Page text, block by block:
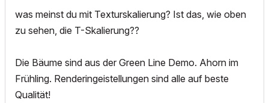
was meinst du mit Texturskalierung? Ist das, wie oben
zu sehen, die T-Skalierung??
Die Bäume sind aus der Green Line Demo. Ahorn im
Frühling. Renderingeistellungen sind alle auf beste
Qualität!